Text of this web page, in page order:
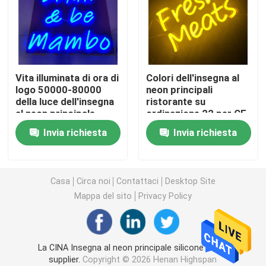
Lettere acriliche principali
insegna al neon su ordinazione
insegna al neon principale
Segno della lettera del metallo
Segno acrilico della lettera
Segno di numero civico
Segno anteriore del deposito
Vita illuminata di ora di
logo 50000-80000
della luce dell'insegna
al neon principale
deposito
Invia richiesta
Colori dell'insegna al
neon principali
ristorante su
ordinazione 22 per CE
domestico ROHS
Invia richiesta
Casa Circa noi Contattaci
Desktop Site
Mappa del sito
Privacy Policy
La CINA Insegna al neon principale silicone molle
supplier. Copyright © 2026 Henan Highspan